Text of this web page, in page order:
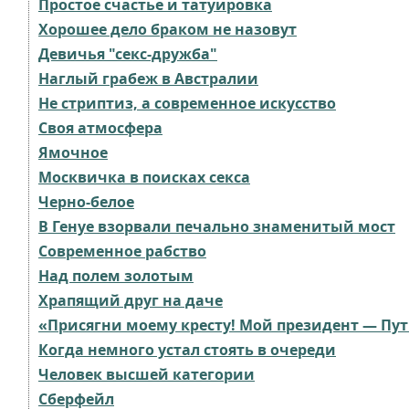
Простое счастье и татуировка
Хорошее дело браком не назовут
Девичья "секс-дружба"
Наглый грабеж в Австралии
Не стриптиз, а современное искусство
Своя атмосфера
Ямочное
Москвичка в поисках секса
Черно-белое
В Генуе взорвали печально знаменитый мост
Современное рабство
Над полем золотым
Храпящий друг на даче
«Присягни моему кресту! Мой президент —
Когда немного устал стоять в очереди
Человек высшей категории
Сберфейл